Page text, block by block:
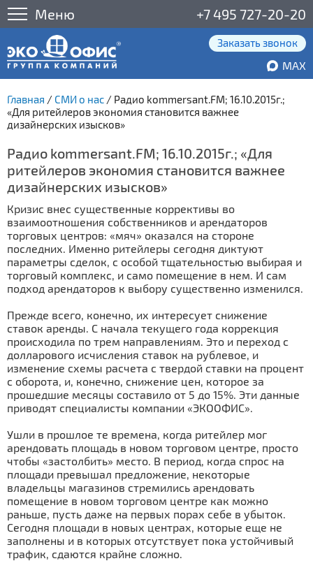
Меню +7 495 727-20-20
Заказать звонок
MAX
Главная / СМИ о нас / Радио kommersant.FM; 16.10.2015г.;
«Для ритейлеров экономия становится важнее
дизайнерских изысков»
Радио kommersant.FM; 16.10.2015г.; «Для
ритейлеров экономия становится важнее
дизайнерских изысков»
Кризис внес существенные коррективы во
взаимоотношения собственников и арендаторов
торговых центров: «мяч» оказался на стороне
последних. Именно ритейлеры сегодня диктуют
параметры сделок, с особой тщательностью выбирая и
торговый комплекс, и само помещение в нем. И сам
подход арендаторов к выбору существенно изменился.
Прежде всего, конечно, их интересует снижение
ставок аренды. С начала текущего года коррекция
происходила по трем направлениям. Это и переход с
долларового исчисления ставок на рублевое, и
изменение схемы расчета с твердой ставки на процент
с оборота, и, конечно, снижение цен, которое за
прошедшие месяцы составило от 5 до 15%. Эти данные
приводят специалисты компании «ЭКООФИС».
Ушли в прошлое те времена, когда ритейлер мог
арендовать площадь в новом торговом центре, просто
чтобы «застолбить» место. В период, когда спрос на
площади превышал предложение, некоторые
владельцы магазинов стремились арендовать
помещение в новом торговом центре как можно
раньше, пусть даже на первых порах себе в убыток.
Сегодня площади в новых центрах, которые еще не
заполнены и в которых отсутствует пока устойчивый
трафик, сдаются крайне сложно.